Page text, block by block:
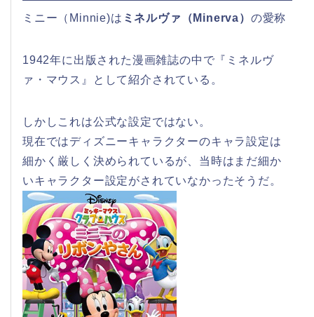
ミニー（Minnie)は ミネルヴァ（Minerva） の愛称
1942年に出版された漫画雑誌の中で『ミネルヴ
ァ・マウス』として紹介されている。
しかしこれは公式な設定ではない。
現在ではディズニーキャラクターのキャラ設定は
細かく厳しく決められているが、当時はまだ細か
いキャラクター設定がされていなかったそうだ。